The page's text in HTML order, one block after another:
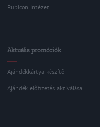
Rubicon Intézet
Aktuális promóciók
Ajándékkártya készítő
Ajándék előfizetés aktiválása